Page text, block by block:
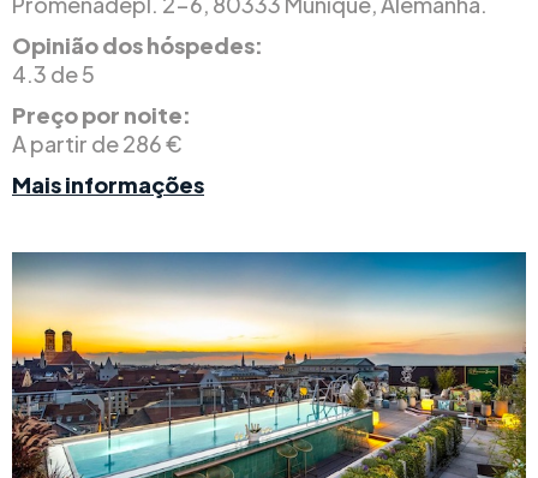
Opinião dos hóspedes:
4.3 de 5
Preço por noite:
A partir de 286 €
Mais informações